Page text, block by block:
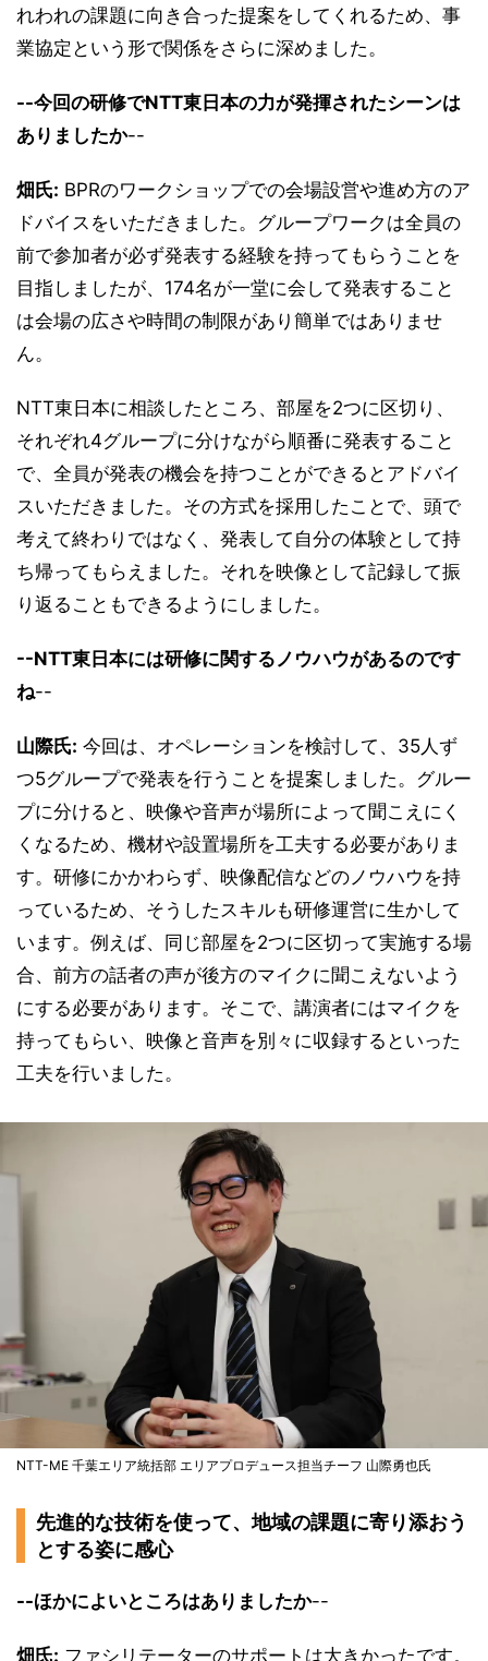
れわれの課題に向き合った提案をしてくれるため、事
業協定という形で関係をさらに深めました。
--今回の研修でNTT東日本の力が発揮されたシーンは
ありましたか--
畑氏: BPRのワークショップでの会場設営や進め方のア
ドバイスをいただきました。グループワークは全員の
前で参加者が必ず発表する経験を持ってもらうことを
目指しましたが、174名が一堂に会して発表すること
は会場の広さや時間の制限があり簡単ではありませ
ん。
NTT東日本に相談したところ、部屋を2つに区切り、
それぞれ4グループに分けながら順番に発表すること
で、全員が発表の機会を持つことができるとアドバイ
スいただきました。その方式を採用したことで、頭で
考えて終わりではなく、発表して自分の体験として持
ち帰ってもらえました。それを映像として記録して振
り返ることもできるようにしました。
--NTT東日本には研修に関するノウハウがあるのです
ね--
山際氏: 今回は、オペレーションを検討して、35人ず
つ5グループで発表を行うことを提案しました。グルー
プに分けると、映像や音声が場所によって聞こえにく
くなるため、機材や設置場所を工夫する必要がありま
す。研修にかかわらず、映像配信などのノウハウを持
っているため、そうしたスキルも研修運営に生かして
います。例えば、同じ部屋を2つに区切って実施する場
合、前方の話者の声が後方のマイクに聞こえないよう
にする必要があります。そこで、講演者にはマイクを
持ってもらい、映像と音声を別々に収録するといった
工夫を行いました。
NTT-ME 千葉エリア統括部 エリアプロデュース担当チーフ 山際勇也氏
先進的な技術を使って、地域の課題に寄り添おう
とする姿に感心
--ほかによいところはありましたか--
畑氏: ファシリテーターのサポートは大きかったです。